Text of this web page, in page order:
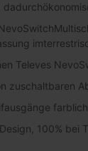
Televes
zuschaltbaren
100% bei